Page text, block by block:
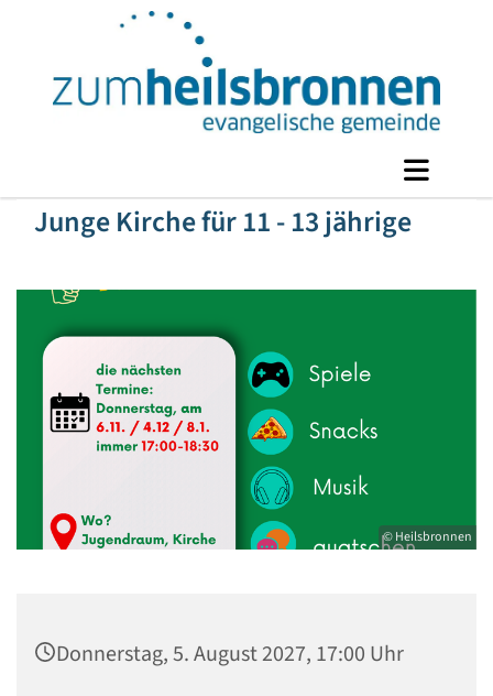
Junge Kirche für 11 - 13 jährige
© Heilsbronnen
Donnerstag, 5. August 2027, 17:00 Uhr